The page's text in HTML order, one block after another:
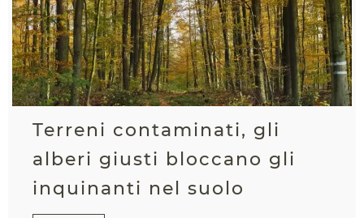
Terreni contaminati, gli
alberi giusti bloccano gli
inquinanti nel suolo